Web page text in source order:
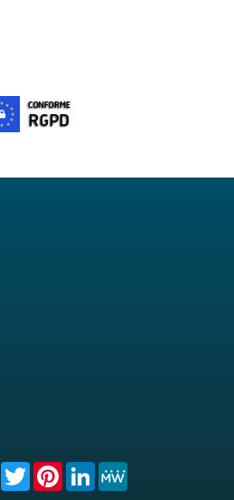
FacebookTwitterPinterest
LinkedIn